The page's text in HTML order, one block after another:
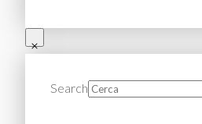
Search